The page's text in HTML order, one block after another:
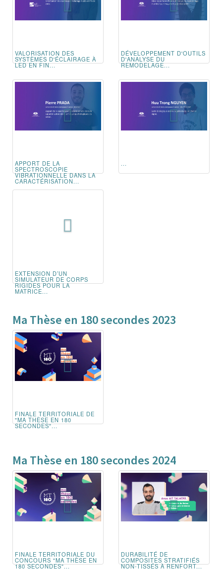
VALORISATION DES
SYSTÈMES D'ÉCLAIRAGE À
LED EN FIN...
DÉVELOPPEMENT D'OUTILS
D'ANALYSE DU
REMODELAGE...
APPORT DE LA
SPECTROSCOPIE
VIBRATIONNELLE DANS LA
CARACTÉRISATION...
...
EXTENSION D’UN
SIMULATEUR DE CORPS
RIGIDES POUR LA
MATRICE...
Ma Thèse en 180 secondes 2023
FINALE TERRITORIALE DE
"MA THÈSE EN 180
SECONDES"...
Ma Thèse en 180 secondes 2024
FINALE TERRITORIALE DU
CONCOURS "MA THÈSE EN
180 SECONDES"...
DURABILITÉ DE
COMPOSITES STRATIFIÉS
NON-TISSÉS À RENFORT...